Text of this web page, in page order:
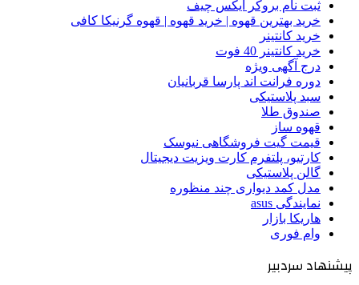
ثبت نام بروکر ایکس چیف
خرید بهترین قهوه | خرید قهوه | قهوه گرنیکا کافی
خرید کانتینر
خرید کانتینر 40 فوت
درج آگهی ویژه
دوره فرانت اند پارسا قربانیان
سبد پلاستیکی
صندوق طلا
قهوه ساز
قیمت گیت فروشگاهی نیوسک
کارتیو، پلتفرم کارت ویزیت دیجیتال
گالن پلاستیکی
مدل کمد دیواری چند منظوره
نمایندگی asus
هاریکا بازار
وام فوری
پیشنهاد سردبیر